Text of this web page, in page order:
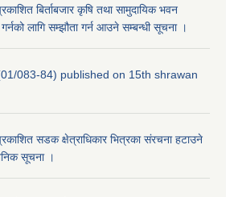
बिर्ताबजार कृषि तथा सामुदायिक भवन
लागि सम्झौता गर्न आउने सम्बन्धी सूचना ।
083-84) published on 15th shrawan
सडक क्षेत्राधिकार भित्रका संरचना हटाउने
सूचना ।